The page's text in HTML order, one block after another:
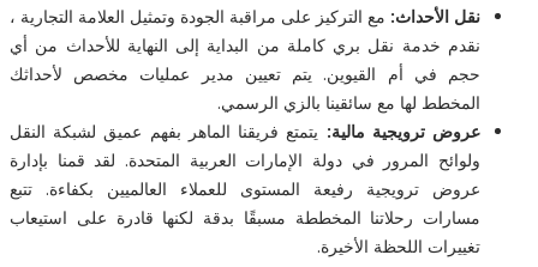
نقل الأحداث: مع التركيز على مراقبة الجودة وتمثيل العلامة التجارية ،
نقدم خدمة نقل بري كاملة من البداية إلى النهاية للأحداث من أي
حجم في أم القيوين. يتم تعيين مدير عمليات مخصص لأحداثك
المخطط لها مع سائقينا بالزي الرسمي.
عروض ترويجية مالية: يتمتع فريقنا الماهر بفهم عميق لشبكة النقل
ولوائح المرور في دولة الإمارات العربية المتحدة. لقد قمنا بإدارة
عروض ترويجية رفيعة المستوى للعملاء العالميين بكفاءة. تتبع
مسارات رحلاتنا المخططة مسبقًا بدقة لكنها قادرة على استيعاب
تغييرات اللحظة الأخيرة.